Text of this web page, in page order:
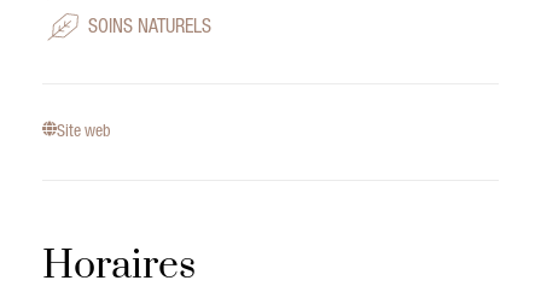
SOINS NATURELS
Site web
Horaires